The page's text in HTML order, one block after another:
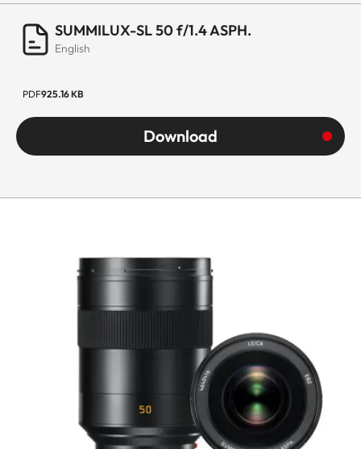
SUMMILUX-SL 50 f/1.4 ASPH.
English
PDF925.16 KB
Download